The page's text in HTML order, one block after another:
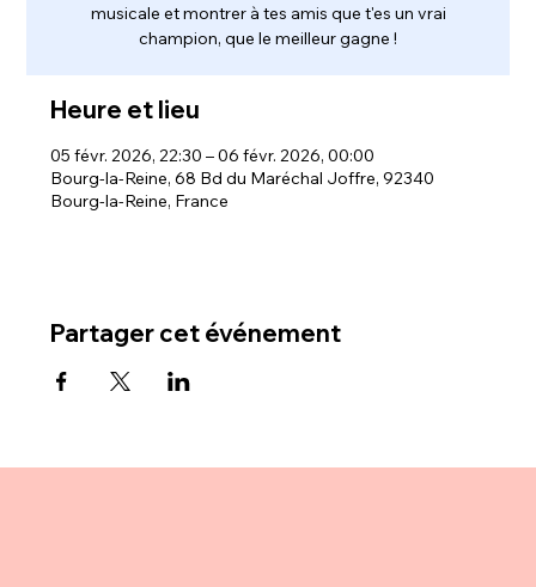
musicale et montrer à tes amis que t'es un vrai
champion, que le meilleur gagne !
Heure et lieu
05 févr. 2026, 22:30 – 06 févr. 2026, 00:00
Bourg-la-Reine, 68 Bd du Maréchal Joffre, 92340
Bourg-la-Reine, France
Partager cet événement